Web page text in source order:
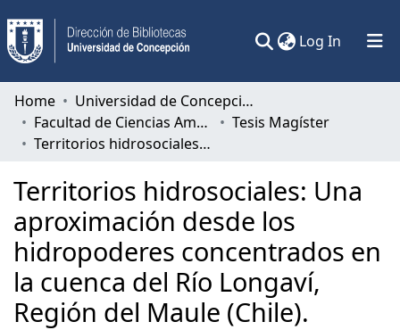
Log In (current)
Communities & Collections
All of DSpace
Home
Universidad de Concepción
Facultad de Ciencias Ambientales
Tesis Magíster
Territorios hidrosociales: Una aproximación desde los hidropoderes concentrados en la cuenca del Río Longaví, Región del Maule (Chile).
Territorios hidrosociales: Una
aproximación desde los
hidropoderes concentrados en
la cuenca del Río Longaví,
Región del Maule (Chile).